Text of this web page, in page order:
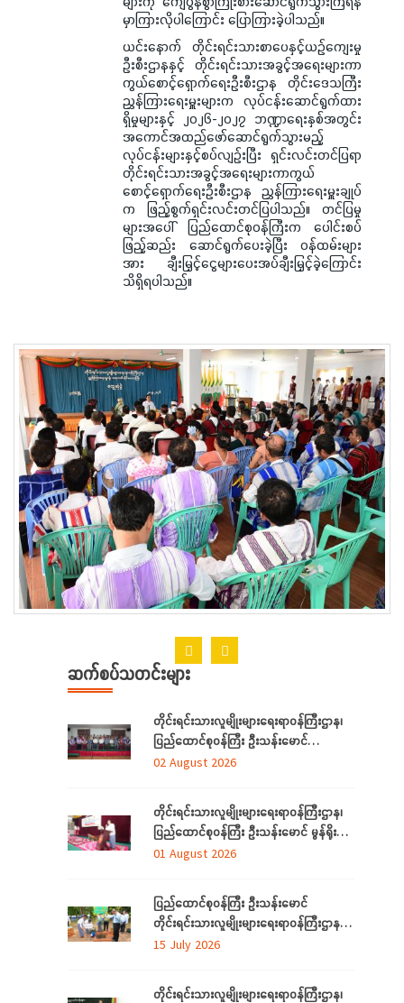
မှာကြားလိုပါကြောင်း ပြောကြားခဲ့ပါသည်။
ယင်းနောက် တိုင်းရင်းသားစာပေနှင့်ယဉ်ကျေးမှု
ဦးစီးဌာနနှင့် တိုင်းရင်းသားအခွင့်အရေးများကာ
ကွယ်စောင့်ရှောက်ရေးဦးစီးဌာန တိုင်းဒေသကြီး
ညွှန်ကြားရေးမှူးများက လုပ်ငန်းဆောင်ရွက်ထား
ရှိမှုများနှင့် ၂၀၂၆-၂၀၂၇ ဘဏ္ဍာရေးနှစ်အတွင်း
အကောင်အထည်ဖော်ဆောင်ရွက်သွားမည့်
လုပ်ငန်းများနှင့်စပ်လျဉ်းပြီး ရှင်းလင်းတင်ပြရာ
တိုင်းရင်းသားအခွင့်အရေးများကာကွယ်
စောင့်ရှောက်ရေးဦးစီးဌာန ညွှန်ကြားရေးမှူးချုပ်
က ဖြည့်စွက်ရှင်းလင်းတင်ပြပါသည်။ တင်ပြမှု
များအပေါ် ပြည်ထောင်စုဝန်ကြီးက ပေါင်းစပ်
ဖြည့်ဆည်း ဆောင်ရွက်ပေးခဲ့ပြီး ဝန်ထမ်းများ
အား ချီးမြှင့်ငွေများပေးအပ်ချီးမြှင့်ခဲ့ကြောင်း
သိရှိရပါသည်။
ဆက်စပ်သတင်းများ
တိုင်းရင်းသားလူမျိုးများရေးရာဝန်ကြီးဌာန၊
ပြည်ထောင်စုဝန်ကြီး ဦးသန်းမောင်
ရန်ကုန်တိုင်းဒေသကြီးအတွင်းရှိ
နှင့် တွေ့ဆုံ
02 August 2026
တိုင်းရင်းသားလူမျိုးများရေးရာဝန်ကြီးဌာန၊
ပြည်ထောင်စုဝန်ကြီး ဦးသန်းမောင် မွန်ရိုးရာ
ဝတ်စုံချုပ်လုပ်နည်းသင်တန်းဆင်းပွဲ
01 August 2026
ပြည်ထောင်စုဝန်ကြီး ဦးသန်းမောင်
တိုင်းရင်းသားလူမျိုးများရေးရာဝန်ကြီးဌာန မိုး
ရာသီသစ်ပင်စိုက်ပျိုးပွဲ အခမ်းအနားတက်
15 July 2026
တိုင်းရင်းသားလူမျိုးများရေးရာဝန်ကြီးဌာန၊